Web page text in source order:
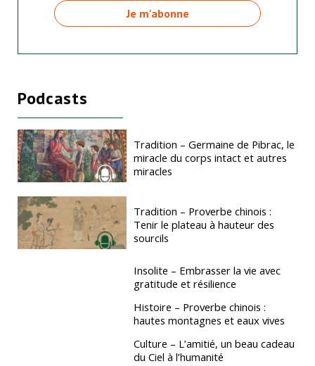
Podcasts
Tradition – Germaine de Pibrac, le
miracle du corps intact et autres
miracles
Tradition – Proverbe chinois :
Tenir le plateau à hauteur des
sourcils
Insolite – Embrasser la vie avec
gratitude et résilience
Histoire – Proverbe chinois :
hautes montagnes et eaux vives
Culture – L’amitié, un beau cadeau
du Ciel à l’humanité